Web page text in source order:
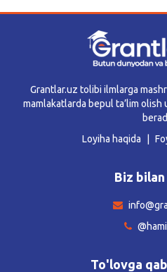
Grantlar.uz tolibi ilmlarga
mamlakatlarda bepul ta’lim
Loyiha haqida
Biz
To'lovga